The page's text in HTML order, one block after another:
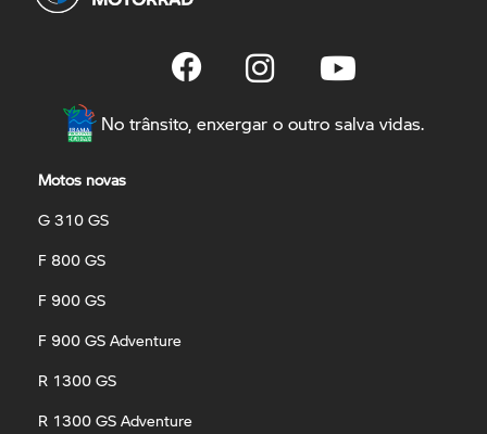
No trânsito, enxergar o outro salva vidas.
Motos novas
G 310 GS
F 800 GS
F 900 GS
F 900 GS Adventure
R 1300 GS
R 1300 GS Adventure